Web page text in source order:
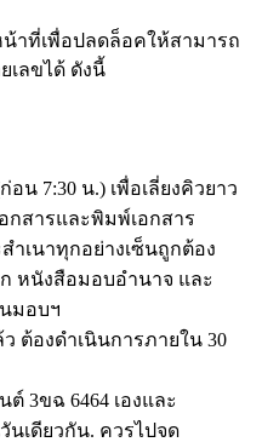
าที่เพื่อปลดล็อคให้สามารถ
เลขได้ ดังนี้
น 7:30 น.) เพื่อเลี่ยงคิวยาว
กสารและพิมพ์เอกสาร
ำเนาทุกอย่างเซ็นถูกต้อง
หนังสือมอบอำนาจ และ
มอบฯ
ต้องดำเนินการภายใน 30
3ขฉ 6464 เองและ
นเดียวกัน. ควรไปจด